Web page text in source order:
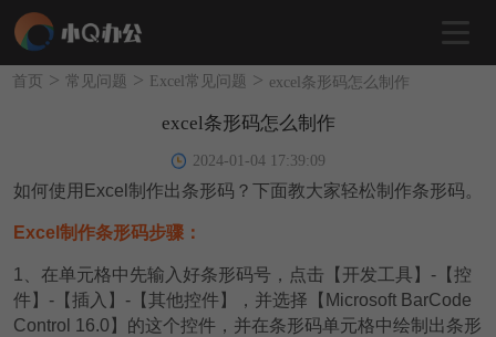
首页 > 常见问题 > Excel常见问题 > excel条形码怎么制作
excel条形码怎么制作
2024-01-04 17:39:09
如何使用Excel制作出条形码？下面教大家轻松制作条形码。
Excel制作条形码步骤：
1
、在单元格中先输入好条形码号，点击【开发工具】-【控
件】-【插入】-【其他控件】，并选择【Microsoft BarCode
Control 16.0】的这个控件，并在条形码单元格中绘制出条形